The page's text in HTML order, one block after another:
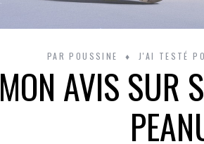
PAR POUSSINE J'AI TESTÉ
MON AVIS SUR